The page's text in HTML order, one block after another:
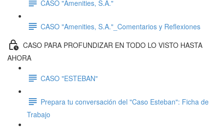
CASO "Amenities, S.A."
CASO "Amenities, S.A."_Comentarios y Reflexiones
CASO PARA PROFUNDIZAR EN TODO LO VISTO HASTA
AHORA
CASO "ESTEBAN"
Prepara tu conversación del "Caso Esteban": Ficha de
Trabajo